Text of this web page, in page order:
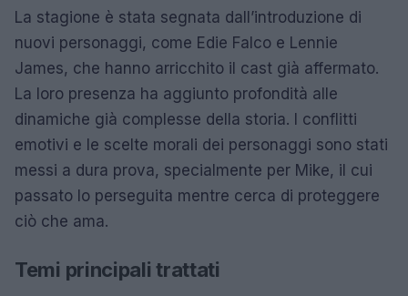
La stagione è stata segnata dall’introduzione di
nuovi personaggi, come Edie Falco e Lennie
James, che hanno arricchito il cast già affermato.
La loro presenza ha aggiunto profondità alle
dinamiche già complesse della storia. I conflitti
emotivi e le scelte morali dei personaggi sono stati
messi a dura prova, specialmente per Mike, il cui
passato lo perseguita mentre cerca di proteggere
ciò che ama.
Temi principali trattati